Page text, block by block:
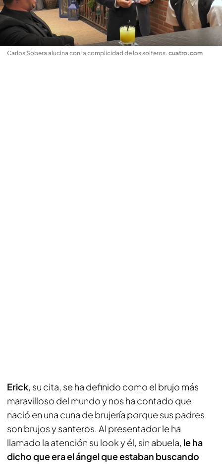
Carlos Sobera alucina con la complicidad de los solteros. cuatro.com
Erick, su cita, se ha definido como el brujo más
maravilloso del mundo y nos ha contado que
nació en una cuna de brujería porque sus padres
son brujos y santeros. Al presentador le ha
llamado la atención su look y él, sin abuela, le ha
dicho que era el ángel que estaban buscando